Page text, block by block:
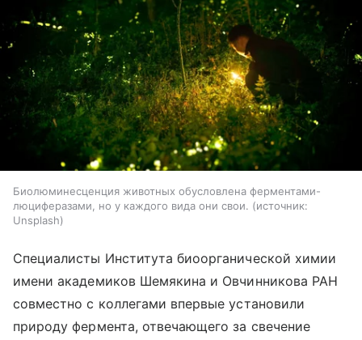
Биолюминесценция животных обусловлена ферментами-
люциферазами, но у каждого вида они свои.
источник:
Unsplash
Специалисты Института биоорганической химии
имени академиков Шемякина и Овчинникова РАН
совместно с коллегами впервые установили
природу фермента, отвечающего за свечение